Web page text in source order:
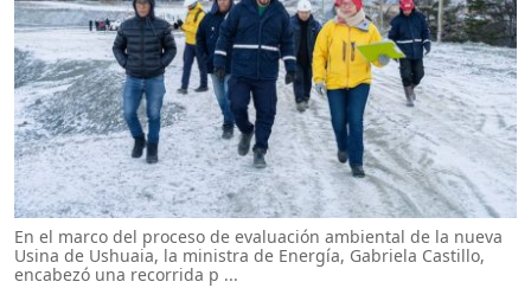
En el marco del proceso de evaluación ambiental de la nueva
Usina de Ushuaia, la ministra de Energía, Gabriela Castillo,
encabezó una recorrida p ...